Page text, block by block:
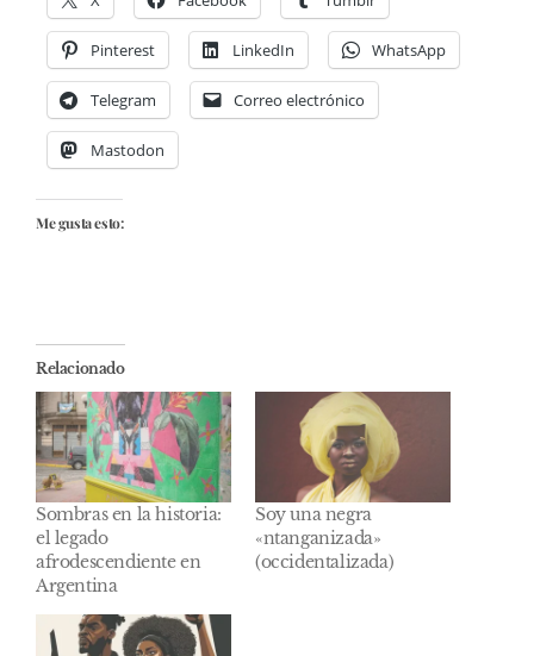
Pinterest LinkedIn WhatsApp
Telegram Correo electrónico
Mastodon
Me gusta esto:
Relacionado
Sombras en la historia:
el legado
afrodescendiente en
Argentina
Soy una negra
«ntanganizada»
(occidentalizada)